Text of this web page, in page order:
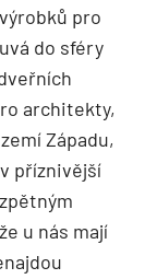
pro
do sféry
architekty,
Západu,
příznivější
zpětným
u nás mají